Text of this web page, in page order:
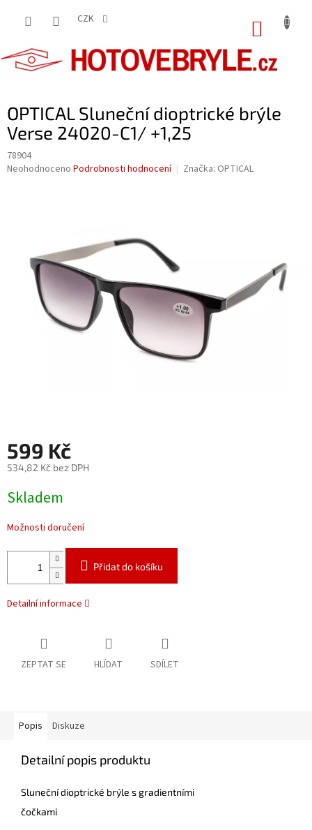
CZK
OPTICAL Sluneční dioptrické brýle
Verse 24020-C1/ +1,25
78904
Průměrné
hvězdiček.
Neohodnoceno Podrobnosti hodnocení Značka: OPTICAL
599 Kč
534,82 Kč bez DPH
cena:
Skladem
Možnosti doručení
Přidat do košíku
Detailní informace
ZEPTAT SE HLÍDAT SDÍLET
Popis Diskuze
Detailní popis produktu
Sluneční dioptrické brýle s gradientními
čočkami